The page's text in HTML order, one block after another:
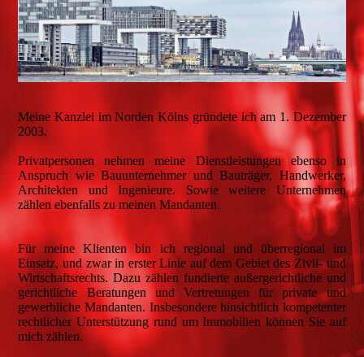
Meine Kanzlei im Norden Kölns gründete ich am 1. Dezember
2003.
Privatpersonen nehmen meine Dienstleistungen ebenso in
Anspruch wie Bauunternehmer und Bauträger, Handwerker,
Architekten und Ingenieure. Sowie weitere Unternehmen
zählen ebenfalls zu meinen Mandanten.
Für meine Klienten bin ich regional und überregional im
Einsatz, und zwar in erster Linie auf dem Gebiet des Zivil- und
Wirtschaftsrechts. Dazu zählen fundierte außergerichtliche und
gerichtliche Beratungen und Vertretungen für private und
gewerbliche Mandanten. Insbesondere hinsichtlich kompetenter
rechtlicher Unterstützung rund um Immobilien können Sie auf
mich zählen.